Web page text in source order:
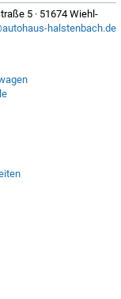
5 · 51674 Wiehl-
halstenbach.de